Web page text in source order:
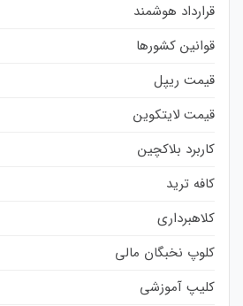
قرارداد هوشمند
قوانین کشورها
قیمت ریپل
قیمت لایتکوین
کاربرد بلاکچین
کافه ترید
کلاهبرداری
کلوپ نخبگان مالی
کلیپ آموزشی